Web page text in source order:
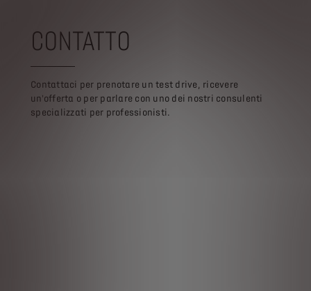
CONTATTO
Contattaci per prenotare un test drive, ricevere
un'offerta o per parlare con uno dei nostri consulenti
specializzati per professionisti.